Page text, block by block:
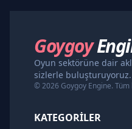
Goygoy
Oyun sektörüne dair
sizlerle buluşturuyoruz.
© 2026 Goygoy Engine. Tüm
KATEGORILER